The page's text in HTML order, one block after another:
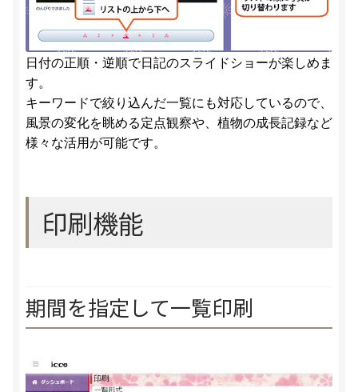
日付の正順・逆順で日記のスライドショーが楽しめま
す。
キーワードで絞り込んだ一覧にも対応しているので、
風景の変化を眺める定点観察や、植物の成長記録など
様々な活用が可能です。
印刷機能
期間を指定して一覧印刷